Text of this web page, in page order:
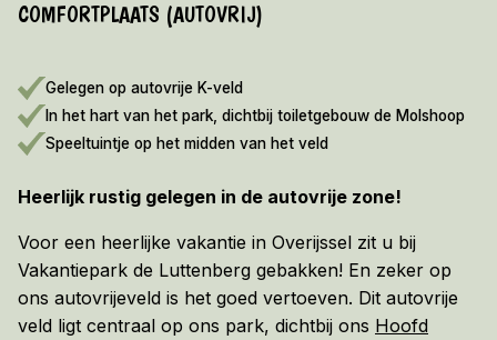
Informatie
VROEGBOEKVOORDEEL 2026/2027!
Bekijk hier de voorwaarden
COMFORTPLAATS (AUTOVRIJ)
Gelegen op autovrije K-veld
In het hart van het park, dichtbij toiletgebouw de Molshoop
Speeltuintje op het midden van het veld
Heerlijk rustig gelegen in de autovrije zone!
Voor een heerlijke vakantie in Overijssel zit u bij
Vakantiepark de Luttenberg gebakken! En zeker op
ons autovrijeveld is het goed vertoeven. Dit autovrije
veld ligt centraal op ons park, dichtbij ons Hoofd